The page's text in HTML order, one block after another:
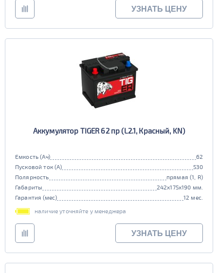
УЗНАТЬ ЦЕНУ
Аккумулятор TIGER 62 пр (L2.1, Красный, KN)
Емкость (Ач)
62
Пусковой ток (А)
530
Полярность
прямая (1, R)
Габариты
242x175x190 мм.
Гарантия (мес)
12 мес.
наличие уточняйте у менеджера
УЗНАТЬ ЦЕНУ